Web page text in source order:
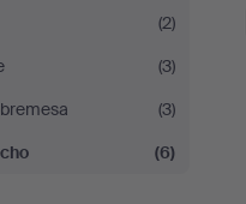
(2)
(3)
(3)
(6)